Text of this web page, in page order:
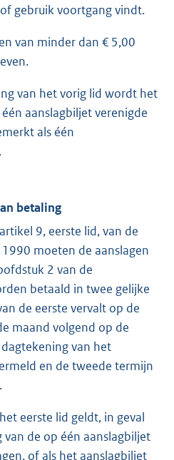
gebruik voortgang vindt.
van minder dan € 5,00
van het vorig lid wordt het
aanslagbiljet verenigde
als één
betaling
9, eerste lid, van de
moeten de aanslagen
2 van de
betaald in twee gelijke
de eerste vervalt op de
maand volgend op de
van het
en de tweede termijn
eerste lid geldt, in geval
de op één aanslagbiljet
of als het aanslagbiljet